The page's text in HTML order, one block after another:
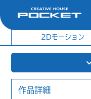
社内制作イラスト
2Dモーション
作品詳細